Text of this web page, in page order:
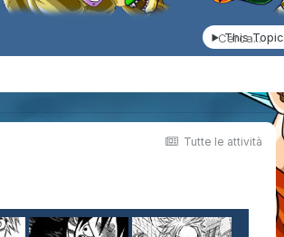
This Topic
Tutte le attività